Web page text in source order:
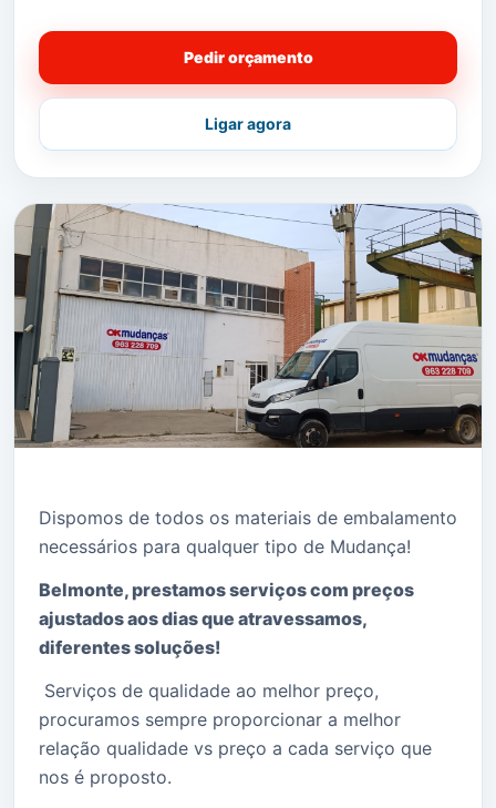
Pedir orçamento
Ligar agora
Dispomos de todos os materiais de embalamento
necessários para qualquer tipo de Mudança!
Belmonte, prestamos serviços com preços
ajustados aos dias que atravessamos,
diferentes soluções!
Serviços de qualidade ao melhor preço,
procuramos sempre proporcionar a melhor
relação qualidade vs preço a cada serviço que
nos é proposto.